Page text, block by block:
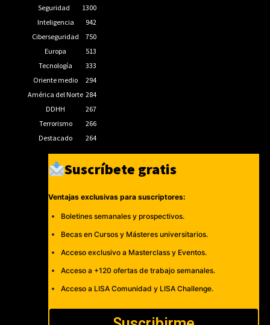
Seguridad
1300
Inteligencia
942
Ciberseguridad
750
Europa
513
Tecnología
333
Oriente medio
294
América del Norte 284
DDHH
267
Terrorismo
266
Destacado
264
Suscríbete gratis
Ventajas exclusivas para suscriptores:
Boletines semanales y prospectivos.
Becas en Cursos y Másteres universitarios.
Acceso exclusivo a Masterclass y Eventos.
Acceso a +120 ofertas de trabajo semanales.
Acceso a LISA Comunidad y LISA Challenge.